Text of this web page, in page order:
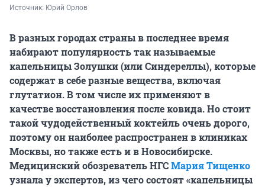
Источник: Юрий Орлов
В разных городах страны в последнее время
набирают популярность так называемые
капельницы Золушки (или Синдереллы), которые
содержат в себе разные вещества, включая
глутатион. В том числе их применяют в
качестве восстановления после ковида. Но стоит
такой чудодейственный коктейль очень дорого,
поэтому он наиболее распространен в клиниках
Москвы, но также есть и в Новосибирске.
Медицинский обозреватель НГСМария Тищенко
узнала у экспертов, из чего состоят «капельницы